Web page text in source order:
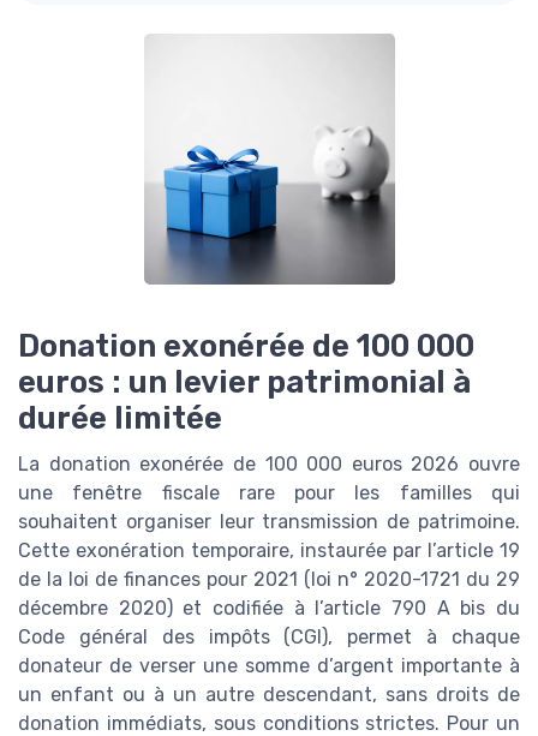
Donation exonérée de 100 000
euros : un levier patrimonial à
durée limitée
La donation exonérée de 100 000 euros 2026 ouvre
une fenêtre fiscale rare pour les familles qui
souhaitent organiser leur transmission de patrimoine.
Cette exonération temporaire, instaurée par l’article 19
de la loi de finances pour 2021 (loi n° 2020-1721 du 29
décembre 2020) et codifiée à l’article 790 A bis du
Code général des impôts (CGI), permet à chaque
donateur de verser une somme d’argent importante à
un enfant ou à un autre descendant, sans droits de
donation immédiats, sous conditions strictes. Pour un